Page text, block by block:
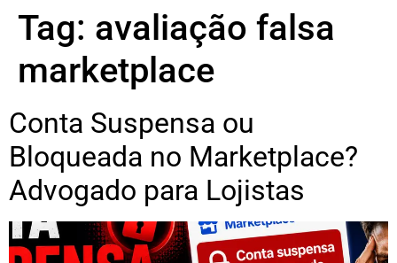
Tag: avaliação falsa
marketplace
Conta Suspensa ou
Bloqueada no Marketplace?
Advogado para Lojistas